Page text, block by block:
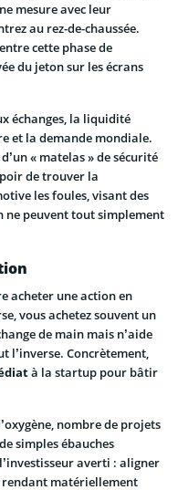
mesure avec leur
au rez-de-chaussée.
cette phase de
du jeton sur les écrans
échanges, la liquidité
et la demande mondiale.
« matelas » de sécurité
de trouver la
les foules, visant des
ne peuvent tout simplement
acheter une action en
vous achetez souvent un
de main mais n’aide
l’inverse. Concrètement,
à la startup pour bâtir
nombre de projets
simples ébauches
averti : aligner
rendant matériellement